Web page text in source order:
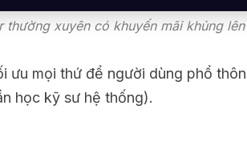
thường xuyên có khuyến mãi khủng
ưu mọi thứ để người dùng phổ
học kỹ sư hệ thống).